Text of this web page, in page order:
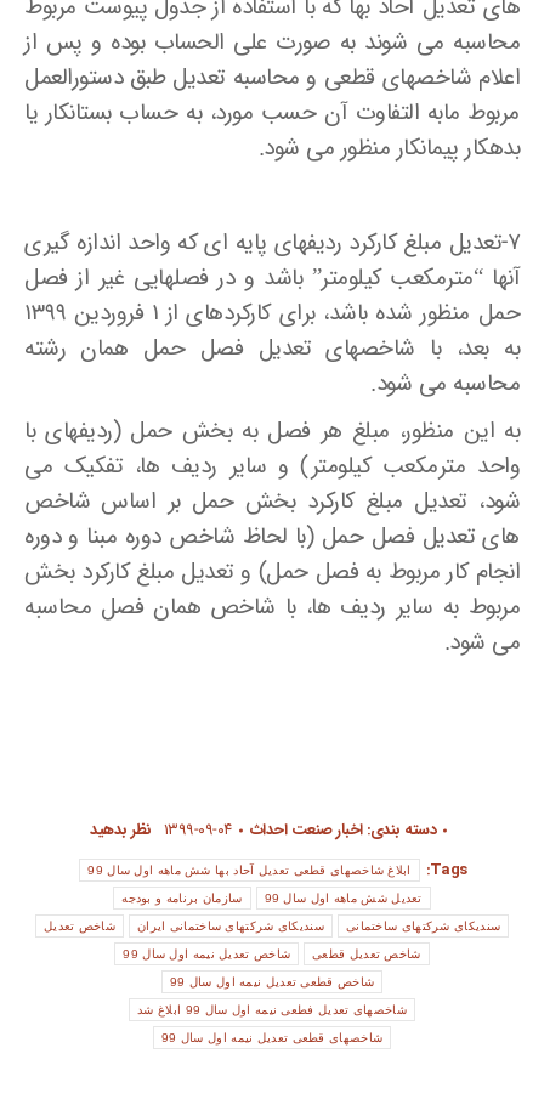
های تعدیل آحاد بها که با استفاده از جدول پیوست مربوط
محاسبه می شوند به صورت علی الحساب بوده و پس از
اعلام شاخصهای قطعی و محاسبه تعدیل طبق دستورالعمل
مربوط مابه التفاوت آن حسب مورد، به حساب بستانکار یا
بدهکار پیمانکار منظور می شود.
۷-تعدیل مبلغ کارکرد ردیفهای پایه ای که واحد اندازه گیری
آنها “مترمکعب کیلومتر” باشد و در فصلهایی غیر از فصل
حمل منظور شده باشد، برای کارکردهای از ۱ فروردین ۱۳۹۹
به بعد، با شاخصهای تعدیل فصل حمل همان رشته
محاسبه می شود.
به این منظور، مبلغ هر فصل به بخش حمل (ردیفهای با
واحد مترمکعب کیلومتر) و سایر ردیف ها، تفکیک می
شود، تعدیل مبلغ کارکرد بخش حمل بر اساس شاخص
های تعدیل فصل حمل (با لحاظ شاخص دوره مبنا و دوره
انجام کار مربوط به فصل حمل) و تعدیل مبلغ کارکرد بخش
مربوط به سایر ردیف ها، با شاخص همان فصل محاسبه
می شود.
دسته بندی:اخبار صنعت احداث ۱۳۹۹-۰۹-۰۴ نظر بدهید
Tags:
ابلاغ شاخصهای قطعی تعدیل آحاد بها شش ماهه اول سال 99
تعدیل شش ماهه اول سال 99 سازمان برنامه و بودجه
سندیکای شرکتهای ساختمانی سندیکای شرکتهای ساختمانی ایران شاخص تعدیل
شاخص تعدیل قطعی شاخص تعدیل نیمه اول سال 99
شاخص قطعی تعدیل نیمه اول سال 99
شاخصهای تعدیل فطعی نیمه اول سال 99 ابلاغ شد
شاخصهای قطعی تعدیل نیمه اول سال 99